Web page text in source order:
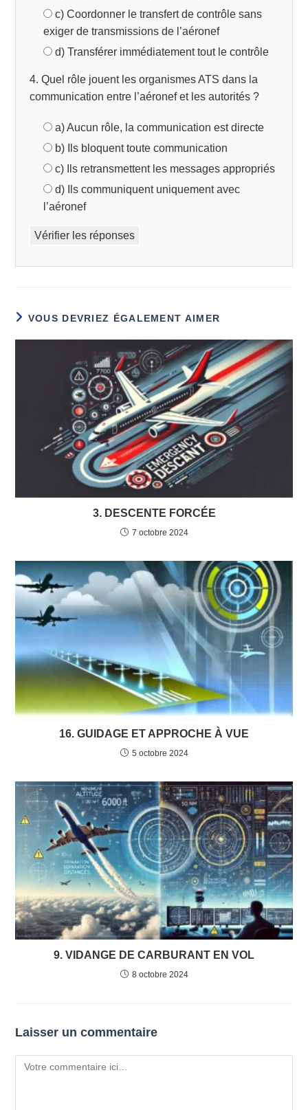
c) Coordonner le transfert de contrôle sans
exiger de transmissions de l’aéronef
d) Transférer immédiatement tout le contrôle
4. Quel rôle jouent les organismes ATS dans la
communication entre l’aéronef et les autorités ?
a) Aucun rôle, la communication est directe
b) Ils bloquent toute communication
c) Ils retransmettent les messages appropriés
d) Ils communiquent uniquement avec
l’aéronef
Vérifier les réponses
VOUS DEVRIEZ ÉGALEMENT AIMER
3. DESCENTE FORCÉE
7 octobre 2024
16. GUIDAGE ET APPROCHE À VUE
5 octobre 2024
9. VIDANGE DE CARBURANT EN VOL
8 octobre 2024
Laisser un commentaire
Comment